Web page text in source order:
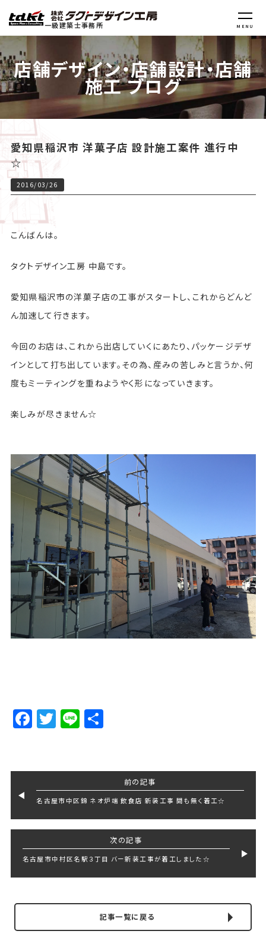
一級建築士事務所 MENU
店舗デザイン・店舗設計・店舗
施工 ブログ
愛知県稲沢市 洋菓子店 設計施工案件 進行中
☆
2016/03/26
こんばんは。
タクトデザイン工房 中島です。
愛知県稲沢市の洋菓子店の工事がスタートし、これからどんど
ん加速して行きます。
今回のお店は、これから出店していくにあたり、パッケージデザ
インとして打ち出しています。その為、産みの苦しみと言うか、何
度もミーティングを重ねようやく形になっていきます。
楽しみが尽きません☆
Facebook
Twitter
LineShare
前の記事
名古屋市中区錦 ネオ炉端 飲食店 新装工事 間も無く着工☆
次の記事
名古屋市中村区名駅３丁目 バー新装工事が着工しました☆
記事一覧に戻る